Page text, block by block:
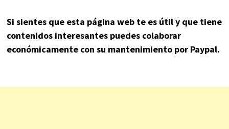
Si sientes que esta página web te es útil y que tiene
contenidos interesantes puedes colaborar
económicamente con su mantenimiento por Paypal.